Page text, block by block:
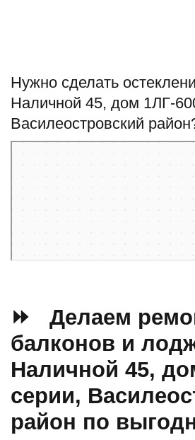
Нужно сделать
Наличной 45, дом 1ЛГ-
Василеостровский
⏩ Делаем
балконов и
Наличной 45,
серии,
район по